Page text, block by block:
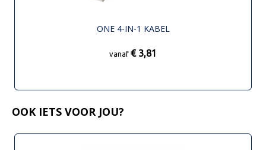
ONE 4-IN-1 KABEL
vanaf € 3,81
OOK IETS VOOR JOU?